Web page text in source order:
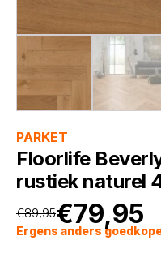
PARKET
Floorlife
rustiek naturel
€89,95€79,95
Huidige
Ergens anders